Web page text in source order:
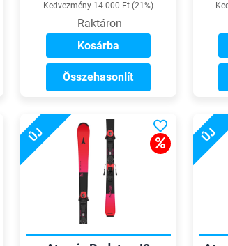
Kedvezmény 14 000 Ft (21%)
Raktáron
Kosárba
Összehasonlít
ÚJ ÚJ